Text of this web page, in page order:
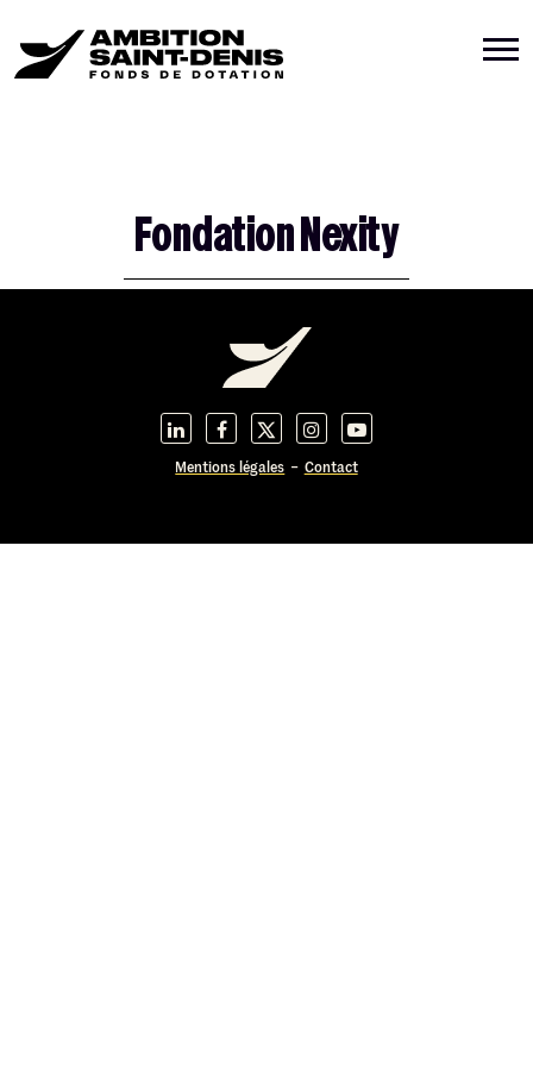
Fondation Nexity
Mentions légales Contact